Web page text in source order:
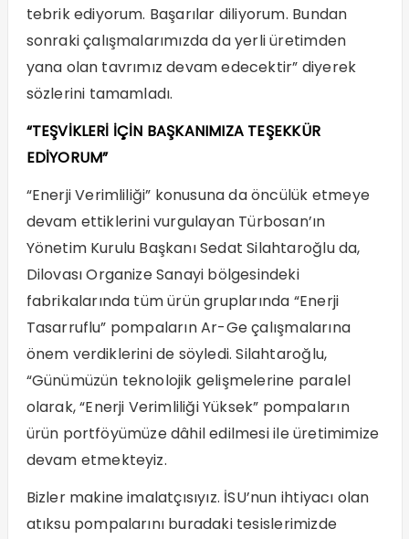
tebrik ediyorum. Başarılar diliyorum. Bundan
sonraki çalışmalarımızda da yerli üretimden
yana olan tavrımız devam edecektir” diyerek
sözlerini tamamladı.
“TEŞVİKLERİ İÇİN BAŞKANIMIZA TEŞEKKÜR
EDİYORUM”
“Enerji Verimliliği” konusuna da öncülük etmeye
devam ettiklerini vurgulayan Türbosan’ın
Yönetim Kurulu Başkanı Sedat Silahtaroğlu da,
Dilovası Organize Sanayi bölgesindeki
fabrikalarında tüm ürün gruplarında “Enerji
Tasarruflu” pompaların Ar-Ge çalışmalarına
önem verdiklerini de söyledi. Silahtaroğlu,
“Günümüzün teknolojik gelişmelerine paralel
olarak, “Enerji Verimliliği Yüksek” pompaların
ürün portföyümüze dâhil edilmesi ile üretimimize
devam etmekteyiz.
Bizler makine imalatçısıyız. İSU’nun ihtiyacı olan
atıksu pompalarını buradaki tesislerimizde